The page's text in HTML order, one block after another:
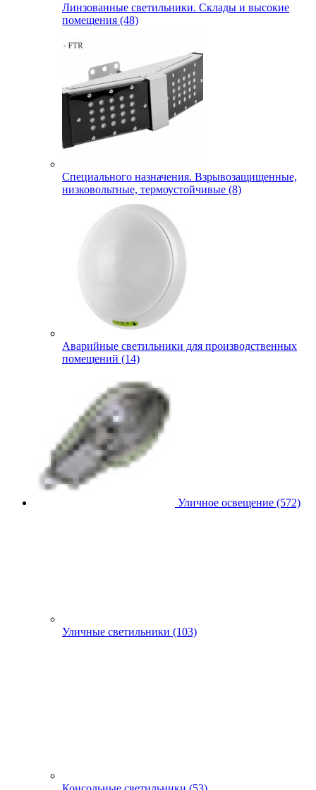
Линзованные светильники. Склады и высокие
помещения (48)
Специального назначения. Взрывозащищенные,
низковольтные, термоустойчивые (8)
Аварийные светильники для производственных
помещений (14)
Уличное освещение (572)
Уличные светильники (103)